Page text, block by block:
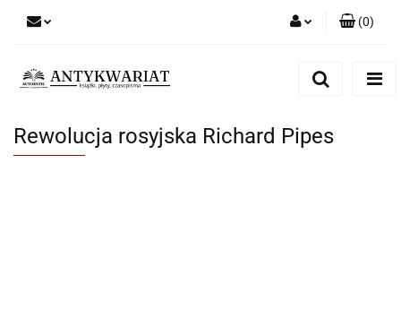
(0)
Rewolucja rosyjska Richard Pipes